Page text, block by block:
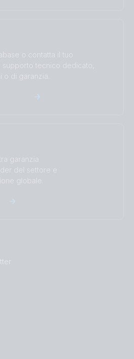
o contatta il tuo
tecnico dedicato,
o di garanzia.
garanzia
del settore e
globale.